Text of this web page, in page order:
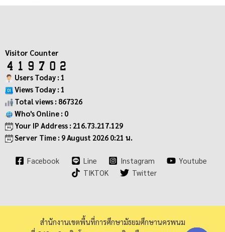
Visitor Counter
Users Today : 1
Views Today : 1
Total views : 867326
Who's Online : 0
Your IP Address : 216.73.217.129
Server Time : 9 August 2026 0:21 น.
Facebook Line Instagram
Youtube
TIKTOK
Twitter
สำนักงานเขตพื้นที่การศึกษามัธยมศึกษานครพนม